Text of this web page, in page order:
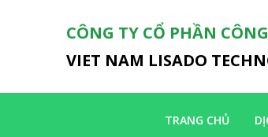
CÔNG TY CỔ PHẦN
VIET NAM LISADO
TRANG CHỦ